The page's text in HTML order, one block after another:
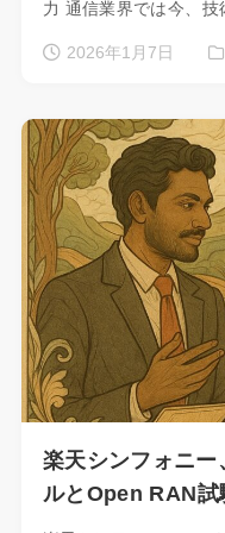
力 通信業界では今、
2026年1月7日
楽天シンフォニ
ルとOpen RAN試